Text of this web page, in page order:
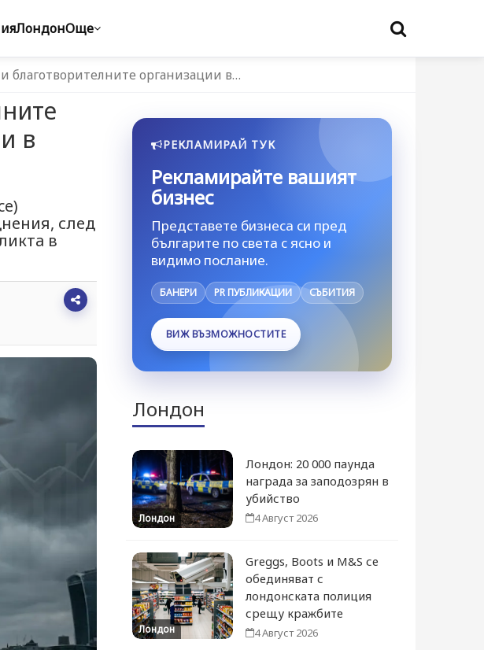
ЛондонОще
организации в…
в
след
в
РЕКЛАМИРАЙ ТУК
Рекламирайте вашият
бизнес
Представете бизнеса си пред
българите по света с ясно и
видимо послание.
БАНЕРИ PR ПУБЛИКАЦИИ СЪБИТИЯ
ВИЖ ВЪЗМОЖНОСТИТЕ
Лондон
Лондон
Лондон: 20 000 паунда
награда за заподозрян в
убийство
4 Август 2026
Лондон
Greggs, Boots и M&S се
обединяват с
лондонската полиция
срещу кражбите
4 Август 2026